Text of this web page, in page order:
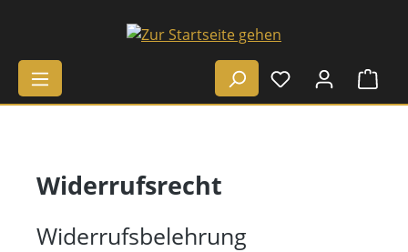
Zum Hauptinhalt springen
Widerrufsrecht
Widerrufsbelehrung